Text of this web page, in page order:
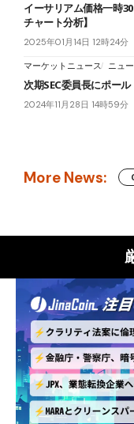
イーサリアム価格一時
チャート分析】
2025年01月14日 12時24分
マーケットニュース ニュ
次期SEC委員長にポー
2024年11月28日 14時59分
More News: